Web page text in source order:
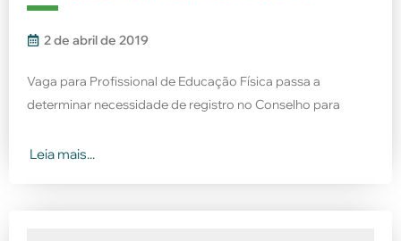
2 de abril de 2019
Vaga para Profissional de Educação Física passa a
determinar necessidade de registro no Conselho para
Leia mais...